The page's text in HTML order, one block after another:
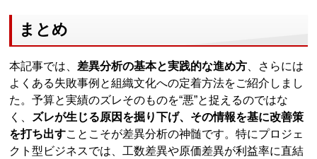
まとめ
本記事では、差異分析の基本と実践的な進め方、さらには
よくある失敗事例と組織文化への定着方法をご紹介しまし
た。予算と実績のズレそのものを“悪”と捉えるのではな
く、 ズレが生じる原因を掘り下げ、その情報を基に改善策
を打ち出すことこそが差異分析の神髄です。特にプロジェ
クト型ビジネスでは、工数差異や原価差異が利益率に直結